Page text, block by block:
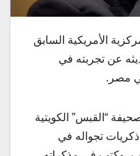
الأمريكية السابق
عن تجربته في
مصر .
“القبس” الكويتية
تجواله في